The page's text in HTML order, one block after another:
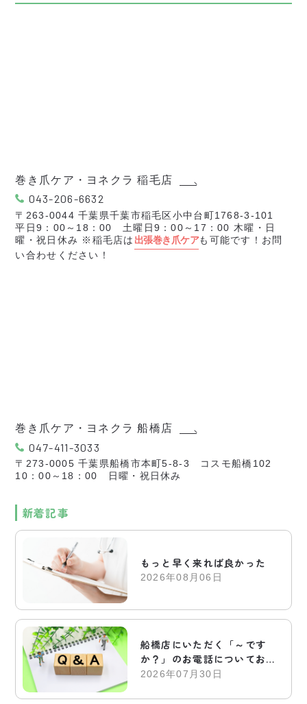
巻き爪ケア・ヨネクラ 稲毛店
043-206-6632
〒263-0044 千葉県千葉市稲毛区小中台町1768-3-101
平日9：00～18：00 土曜日9：00～17：00 木曜・日
曜・祝日休み ※稲毛店は 出張巻き爪ケアも可能です！お問
い合わせください！
巻き爪ケア・ヨネクラ 船橋店
047-411-3033
〒273-0005 千葉県船橋市本町5-8-3 コスモ船橋102
10：00～18：00 日曜・祝日休み
新着記事
もっと早く来れば良かった
2026年08月06日
船橋店にいただく「～です
か？」のお電話についてお答
えします
2026年07月30日